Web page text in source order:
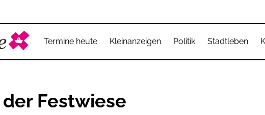
Termine heute Kleinanzeigen Politik Stadtleben
Festwiese